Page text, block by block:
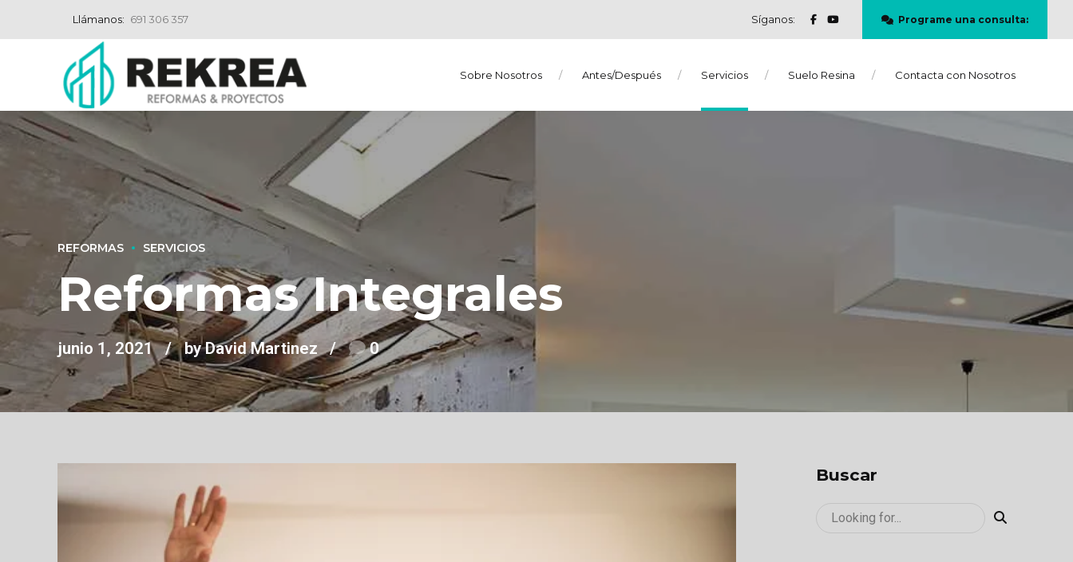
Llámanos: 691 306 357 Síganos: Programe una consulta:
Sobre Nosotros Antes/Después Servicios Suelo Resina Contacta con Nosotros
REFORMAS SERVICIOS
Reformas Integrales
junio 1, 2021 by David Martinez 0
Buscar